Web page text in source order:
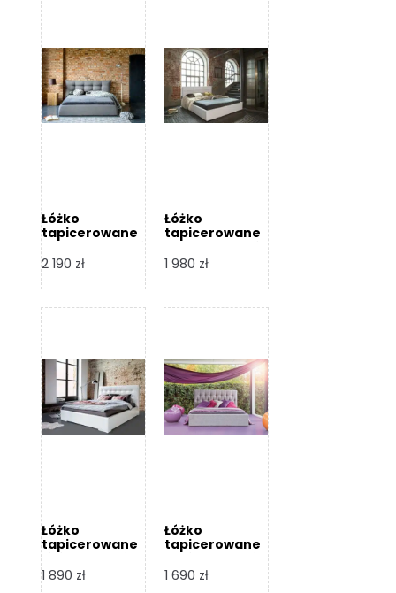
Łóżko
tapicerowane
Design
2 190 zł
Łóżko
tapicerowane
Design
1 980 zł
Łóżko
tapicerowane
Design
1 890 zł
Łóżko
tapicerowane
Design
1 690 zł